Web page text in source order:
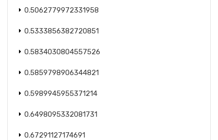
0.5062779972331958
0.5333856382720851
0.5834030804557526
0.5859798906344821
0.5989945955371214
0.6498095332081731
0.67291127174691